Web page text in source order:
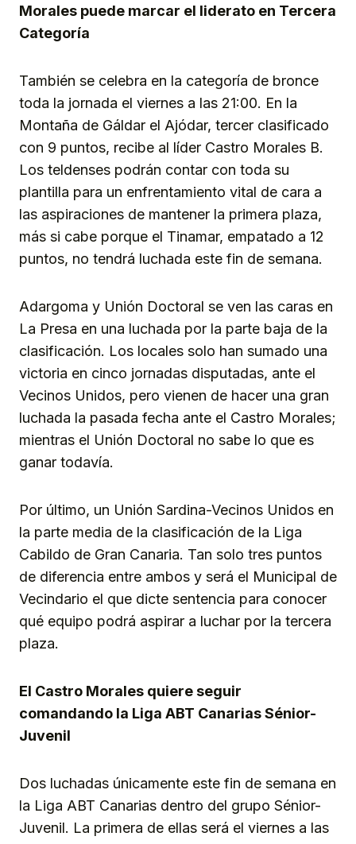
Morales puede marcar el liderato en Tercera
Categoría
También se celebra en la categoría de bronce
toda la jornada el viernes a las 21:00. En la
Montaña de Gáldar el Ajódar, tercer clasificado
con 9 puntos, recibe al líder Castro Morales B.
Los teldenses podrán contar con toda su
plantilla para un enfrentamiento vital de cara a
las aspiraciones de mantener la primera plaza,
más si cabe porque el Tinamar, empatado a 12
puntos, no tendrá luchada este fin de semana.
Adargoma y Unión Doctoral se ven las caras en
La Presa en una luchada por la parte baja de la
clasificación. Los locales solo han sumado una
victoria en cinco jornadas disputadas, ante el
Vecinos Unidos, pero vienen de hacer una gran
luchada la pasada fecha ante el Castro Morales;
mientras el Unión Doctoral no sabe lo que es
ganar todavía.
Por último, un Unión Sardina-Vecinos Unidos en
la parte media de la clasificación de la Liga
Cabildo de Gran Canaria. Tan solo tres puntos
de diferencia entre ambos y será el Municipal de
Vecindario el que dicte sentencia para conocer
qué equipo podrá aspirar a luchar por la tercera
plaza.
El Castro Morales quiere seguir
comandando la Liga ABT Canarias Sénior-
Juvenil
Dos luchadas únicamente este fin de semana en
la Liga ABT Canarias dentro del grupo Sénior-
Juvenil. La primera de ellas será el viernes a las